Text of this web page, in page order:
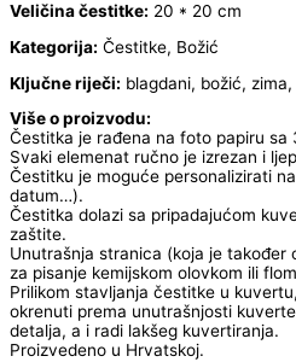
Veličina čestitke: 20 * 20 cm
Kategorija: Čestitke, Božić
Ključne riječi: blagdani, božić,
Više o proizvodu:
Čestitka je rađena na foto papiru sa
Svaki elemenat ručno je izrezan i
Čestitku je moguće personalizirati
datum…).
Čestitka dolazi sa pripadajućom
zaštite.
Unutrašnja stranica (koja je također
za pisanje kemijskom olovkom ili
Prilikom stavljanja čestitke u
okrenuti prema unutrašnjosti
detalja, a i radi lakšeg kuvertiranja.
Proizvedeno u Hrvatskoj.